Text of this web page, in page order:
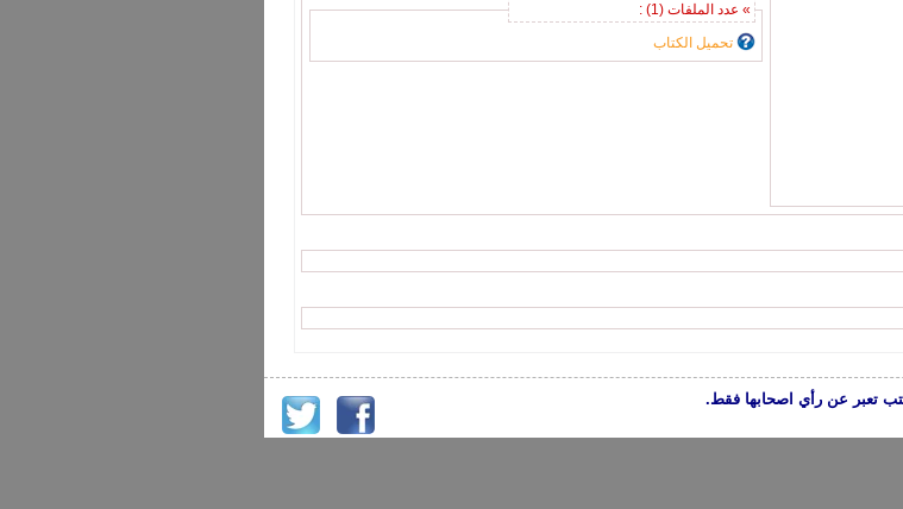
» عدد الملفات (1) :
تحميل الكتاب